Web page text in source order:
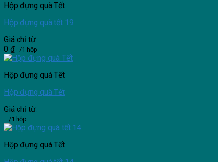
Hộp đựng quà Tết
Hộp đựng quà tết 19
Giá chỉ từ:
0 ₫ /1 hộp
Hộp đựng quà Tết
Hộp đựng quà Tết
Giá chỉ từ:
/1 hộp
Hộp đựng quà Tết